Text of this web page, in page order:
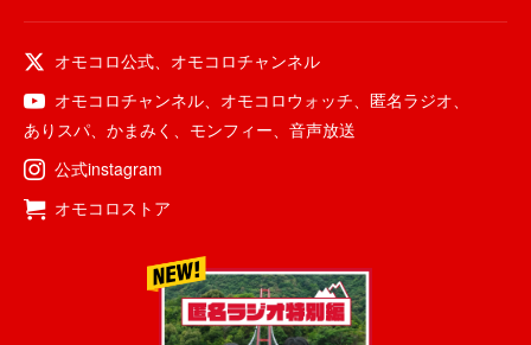
オモコロ公式、 オモコロチャンネル
オモコロチャンネル、 オモコロウォッチ、 匿名ラジオ、
ありスパ、 かまみく 、 モンフィー、 音声放送
公式instagram
オモコロストア